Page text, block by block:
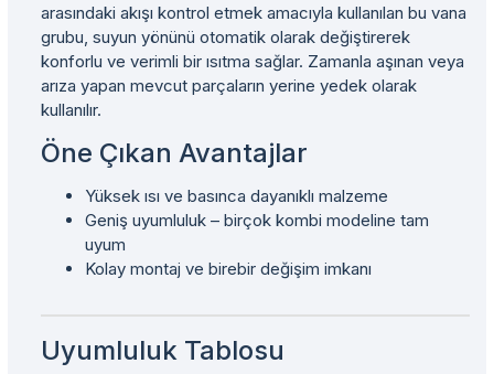
arasındaki akışı kontrol etmek amacıyla kullanılan bu vana
grubu, suyun yönünü otomatik olarak değiştirerek
konforlu ve verimli bir ısıtma sağlar. Zamanla aşınan veya
arıza yapan mevcut parçaların yerine yedek olarak
kullanılır.
Öne Çıkan Avantajlar
Yüksek ısı ve basınca dayanıklı malzeme
Geniş uyumluluk – birçok kombi modeline tam
uyum
Kolay montaj ve birebir değişim imkanı
Uyumluluk Tablosu